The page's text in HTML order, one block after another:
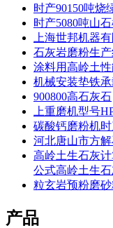
时产90150吨烧
时产5080吨山
上海世邦机器
石灰岩磨粉生产
涂料用高岭土
机械安装垫铁
900800高石灰石
上重磨机型号
碳酸钙磨粉机
河北唐山市方
高岭土生石灰
公式高岭土生
粒玄岩预粉磨
产品